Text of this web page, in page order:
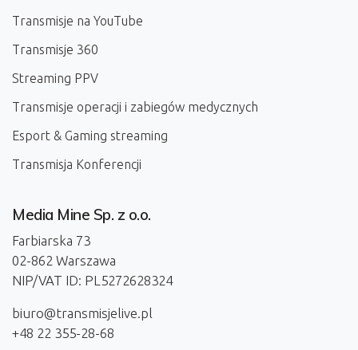
Transmisje na YouTube
Transmisje 360
Streaming PPV
Transmisje operacji i zabiegów medycznych
Esport & Gaming streaming
Transmisja Konferencji
Media Mine Sp. z o.o.
Farbiarska 73
02-862 Warszawa
NIP/VAT ID: PL5272628324
biuro@transmisjelive.pl
+48 22 355-28-68